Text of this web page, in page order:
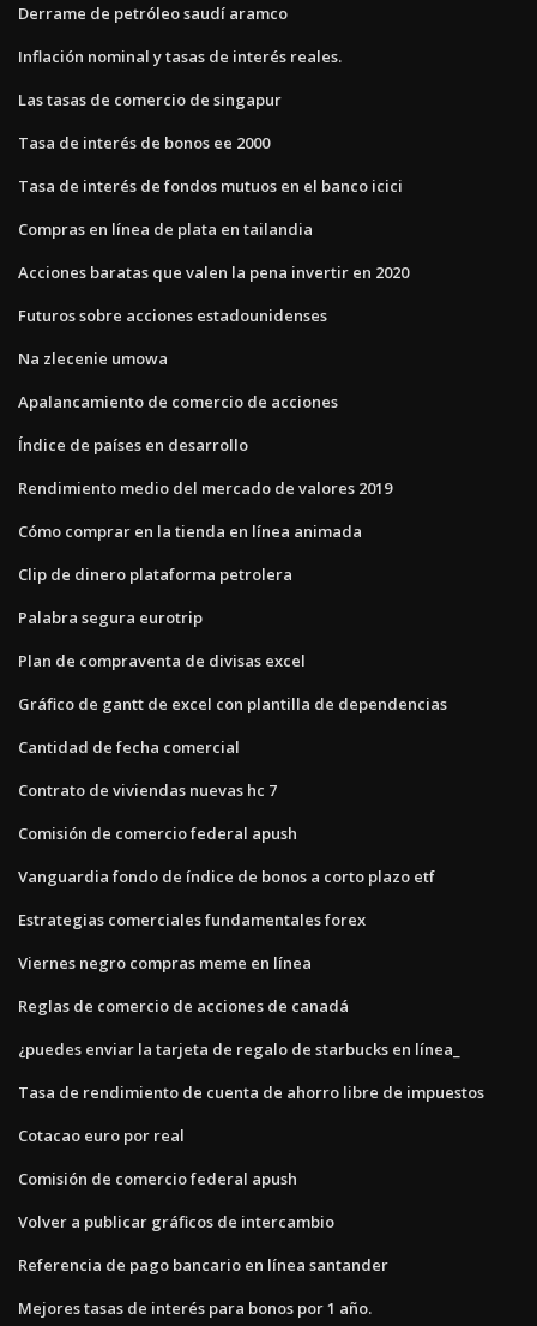
Derrame de petróleo saudí aramco
Inflación nominal y tasas de interés reales.
Las tasas de comercio de singapur
Tasa de interés de bonos ee 2000
Tasa de interés de fondos mutuos en el banco icici
Compras en línea de plata en tailandia
Acciones baratas que valen la pena invertir en 2020
Futuros sobre acciones estadounidenses
Na zlecenie umowa
Apalancamiento de comercio de acciones
Índice de países en desarrollo
Rendimiento medio del mercado de valores 2019
Cómo comprar en la tienda en línea animada
Clip de dinero plataforma petrolera
Palabra segura eurotrip
Plan de compraventa de divisas excel
Gráfico de gantt de excel con plantilla de dependencias
Cantidad de fecha comercial
Contrato de viviendas nuevas hc 7
Comisión de comercio federal apush
Vanguardia fondo de índice de bonos a corto plazo etf
Estrategias comerciales fundamentales forex
Viernes negro compras meme en línea
Reglas de comercio de acciones de canadá
¿puedes enviar la tarjeta de regalo de starbucks en línea_
Tasa de rendimiento de cuenta de ahorro libre de impuestos
Cotacao euro por real
Comisión de comercio federal apush
Volver a publicar gráficos de intercambio
Referencia de pago bancario en línea santander
Mejores tasas de interés para bonos por 1 año.